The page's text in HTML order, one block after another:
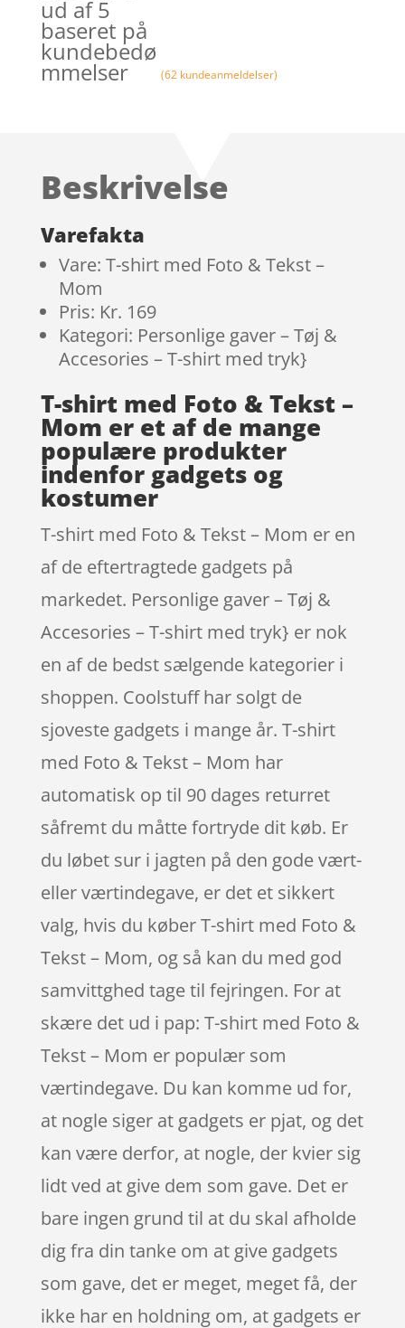
ud af 5
baseret på
kundebedø
mmelser (62 kundeanmeldelser)
Beskrivelse
Varefakta
Vare: T-shirt med Foto & Tekst –
Mom
Pris: Kr. 169
Kategori: Personlige gaver – Tøj &
Accesories – T-shirt med tryk}
T-shirt med Foto & Tekst –
Mom er et af de mange
populære produkter
indenfor gadgets og
kostumer
T-shirt med Foto & Tekst – Mom er en
af de eftertragtede gadgets på
markedet. Personlige gaver – Tøj &
Accesories – T-shirt med tryk} er nok
en af de bedst sælgende kategorier i
shoppen. Coolstuff har solgt de
sjoveste gadgets i mange år. T-shirt
med Foto & Tekst – Mom har
automatisk op til 90 dages returret
såfremt du måtte fortryde dit køb. Er
du løbet sur i jagten på den gode vært-
eller værtindegave, er det et sikkert
valg, hvis du køber T-shirt med Foto &
Tekst – Mom, og så kan du med god
samvittghed tage til fejringen. For at
skære det ud i pap: T-shirt med Foto &
Tekst – Mom er populær som
værtindegave. Du kan komme ud for,
at nogle siger at gadgets er pjat, og det
kan være derfor, at nogle, der kvier sig
lidt ved at give dem som gave. Det er
bare ingen grund til at du skal afholde
dig fra din tanke om at give gadgets
som gave, det er meget, meget få, der
ikke har en holdning om, at gadgets er